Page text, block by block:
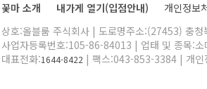
꽃마 소개 내가게 열기(입점안내) 개인정보
상호:올블룸 주식회사 | 도로명주소:(27453) 충
사업자등록번호:105-86-84013 | 업태 및 종목:
대표전화:1644-8422 | 팩스:043-853-3384 | 개인